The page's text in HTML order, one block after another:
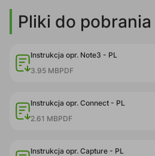
Pliki do pobrania
Instrukcja opr. Note3 - PL
3.95 MBPDF
Instrukcja opr. Connect - PL
2.61 MBPDF
Instrukcja opr. Capture - PL